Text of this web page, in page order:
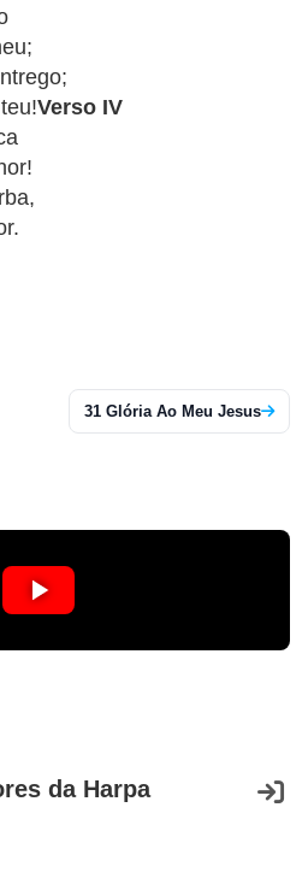
Verso IV
31 Glória Ao Meu Jesus
da Harpa